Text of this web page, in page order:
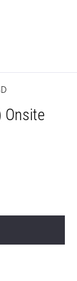
Onsite